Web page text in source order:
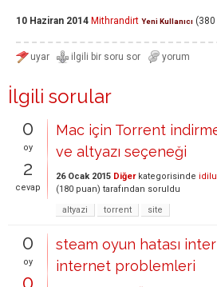
10 Haziran 2014 Mithrandirt Yeni Kullanıcı (380
İlgili sorular
0
oy
2
cevap
Mac için Torrent
ve altyazı seçeneği
26 Ocak 2015 Diğerkategorisinde idilu
(180 puan) tarafından soruldu
altyazi
torrent site
0
oy
steam oyun hatası
internet problemleri